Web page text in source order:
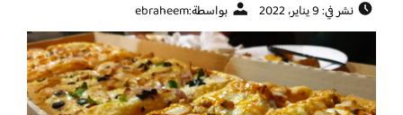
نشر في: 9 يناير، 2022 بواسطة:ebraheem